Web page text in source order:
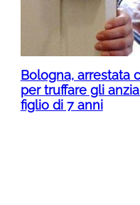
Bologna, arrestata
per truffare gli
figlio di 7 anni